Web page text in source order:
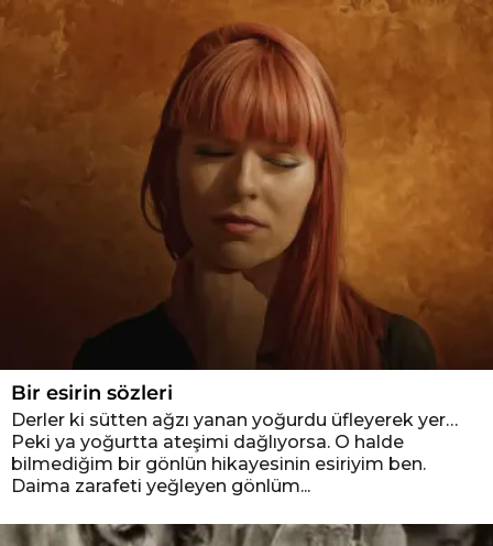
Bir esirin sözleri
Derler ki sütten ağzı yanan yoğurdu üfleyerek yer…
Peki ya yoğurtta ateşimi dağlıyorsa. O halde
bilmediğim bir gönlün hikayesinin esiriyim ben.
Daima zarafeti yeğleyen gönlüm...